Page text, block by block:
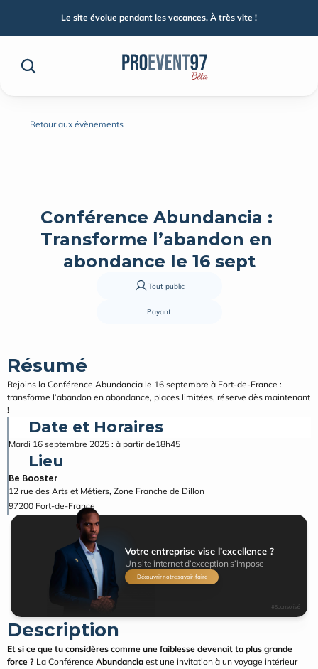
Retour aux évènements
Conférence Abundancia :
Transforme l’abandon en
abondance le 16 sept
Tout public
Payant
Résumé
Rejoins la Conférence Abundancia le 16 septembre à Fort‑de‑France :
transforme l’abandon en abondance, places limitées, réserve dès maintenant
!
Date et Horaires
Mardi 16 septembre 2025 : à partir de18h45
Lieu
Be Booster
12 rue des Arts et Métiers, Zone Franche de Dillon
97200 Fort-de-France
Votre entreprise vise l’excellence ?
Un site internet d’exception s’impose
Découvrir notre savoir-faire
#Sponsorisé
Description
Et si ce que tu considères comme une faiblesse devenait ta plus grande
force ? La Conférence Abundancia est une invitation à un voyage intérieur
Le site évolue pendant les vacances. À très vite !